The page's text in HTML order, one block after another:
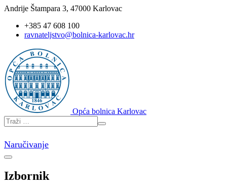
Andrije Štampara 3, 47000 Karlovac
+385 47 608 100
ravnateljstvo@bolnica-karlovac.hr
Opća bolnica Karlovac
Naručivanje
Izbornik